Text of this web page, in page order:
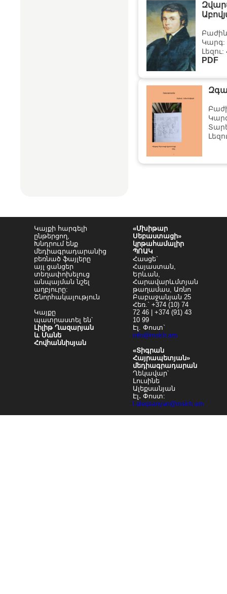
Կարգ:
PDF
Կայքի հարգելի
ընթերցող,
Խնդրում ենք
մեդիագրադարանից
բեռնած ֆայլերը
այլ ցանցեր
տեղափոխելուց
անպայման նշել
աղբյուրը:
Շնորհակալություն
Կայքը
պատրաստել են՝
Լիլիթ Ղազարյան
և Մանե
Հովհաննիսյան
«Մխիթար
Սեբաստացի»
կրթահամալիր
ՊՈԱԿ
Հասցե`
Հայաստան,
Երևան,
Հարավարևմտյան
թաղամաս, Առնո
Բաբաջանյան 25
Հեռ.` +374 (10) 74
72 46 | +374 (91) 43
10 99
Էլ. Փոստ`
info@mskh.am
«Տիգրան
Հայրապետյան»
մեդիագրադարան
Ղեկավար՝
Լուսինե
Ալեքսանյան
Էլ․ Փոստ:
l.aleqsanyan@mskh.am